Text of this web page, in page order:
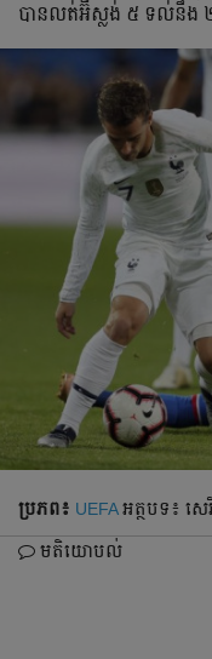
បាន​លត់​អ៊ីស្លង់​ ៥ ទល់​នឹង​
ប្រភព៖ UEFAអត្ថបទ៖ សេ
មតិយោបល់